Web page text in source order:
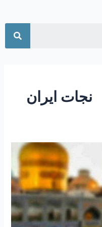
نجات ایران